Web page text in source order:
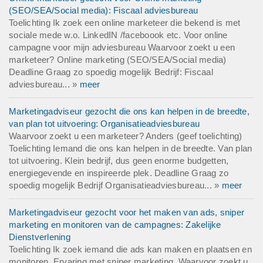
(SEO/SEA/Social media): Fiscaal adviesbureau
Toelichting Ik zoek een online marketeer die bekend is met
sociale mede w.o. LinkedIN /faceboook etc. Voor online
campagne voor mijn adviesbureau Waarvoor zoekt u een
marketeer? Online marketing (SEO/SEA/Social media)
Deadline Graag zo spoedig mogelijk Bedrijf: Fiscaal
adviesbureau... » meer
Marketingadviseur gezocht die ons kan helpen in de breedte,
van plan tot uitvoering: Organisatieadviesbureau
Waarvoor zoekt u een marketeer? Anders (geef toelichting)
Toelichting Iemand die ons kan helpen in de breedte. Van plan
tot uitvoering. Klein bedrijf, dus geen enorme budgetten,
energiegevende en inspireerde plek. Deadline Graag zo
spoedig mogelijk Bedrijf Organisatieadviesbureau... » meer
Marketingadviseur gezocht voor het maken van ads, sniper
marketing en monitoren van de campagnes: Zakelijke
Dienstverlening
Toelichting Ik zoek iemand die ads kan maken en plaatsen en